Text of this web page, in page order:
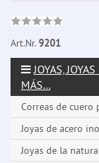
Art.Nr.9201
JOYAS,
MÁS...
Correas de cuero
Joyas de acero
Joyas de la